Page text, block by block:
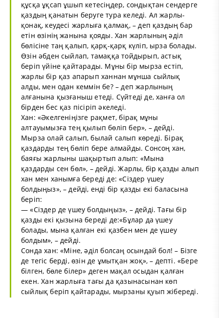
құсқа ұқсап ұшып кетесіңдер, сондықтан сендерге
қаздың қанатын беруге тура келеді. Ал жарлы-
қонақ, кеудесі жарлыға қалмақ, – деп қаздың бар
етін өзінің жанына қояды. Хан жарлының әділ
бөлісіне таң қалып, қарқ-қарқ күліп, ырза болады.
Өзін әбден сыйлап, тамаққа тойдырып, астық
беріп үйіне қайтарады. Мұны бір мырза естіп,
жарлы бір қаз апарып ханнан мұнша сыйлық
алды, мен одан кеммін бе? – деп жарлының
алғанына қызғаныш етеді. Сүйтеді де, ханға ол
бірден бес қаз пісіріп әкеледі.
Хан: «Әкелгеніңізге рақмет, бірақ мұны
алтауымызға тең қылып бөліп бер», – дейді.
Мырза олай салып, былай салып көреді. Бірақ
қаздарды тең бөліп бере алмайды. Сонсоң хан,
баяғы жарлыны шақыртып алып: «Мына
қаздарды сен бөл», – дейді. Жарлы, бір қазды алып
хан мен ханымға береді де: «Сіздер үшеу
болдыңыз», – дейді, енді бір қазды екі баласына
беріп:
— «Сіздер де үшеу болдыңыз», – дейді. Тағы бір
қазды екі қызына береді де:«Бұлар да үшеу
болады, мына қалған екі қазбен мен де үшеу
болдым», – дейді.
Сонда хан: «Міне, әділ болсаң осындай бол! – Бізге
де тегіс берді, өзін де ұмытқан жоқ», – депті. «Бере
білген, бөле білер» деген мақал осыдан қалған
екен. Хан жарлыға тағы да қазынасынан көп
сыйлық беріп қайтарады, мырзаны қуып жібереді.